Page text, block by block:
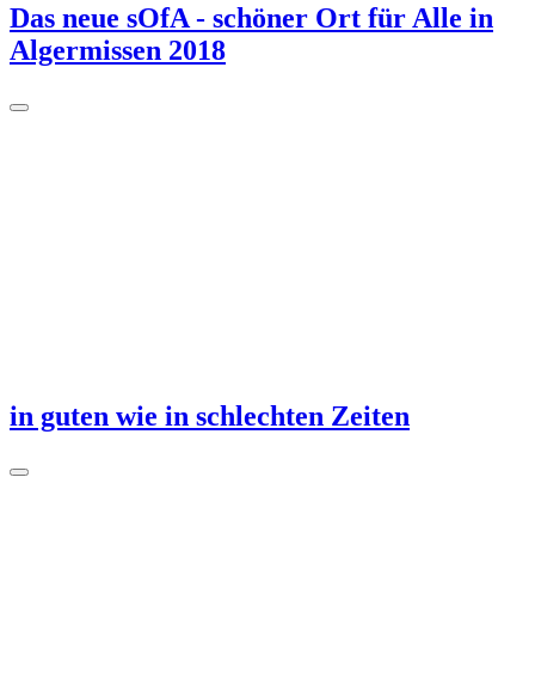
Das neue sOfA - schöner Ort für Alle in
Algermissen 2018
in guten wie in schlechten Zeiten